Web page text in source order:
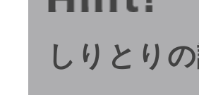
しりとり